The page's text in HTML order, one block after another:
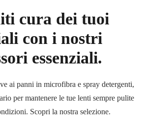
cura dei tuoi
con i nostri
essenziali.
ai panni in microfibra e spray detergenti,
per mantenere le tue lenti sempre pulite
Scopri la nostra selezione.